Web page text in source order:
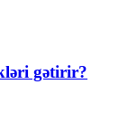
gətirir?